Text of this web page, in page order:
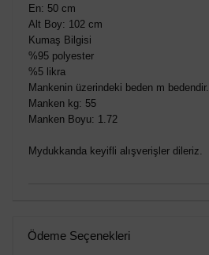
En: 50 cm
Alt Boy: 102 cm
Kumaş Bilgisi
%95 polyester
%5 likra
Mankenin üzerindeki beden m bedendir.
Manken kg: 55
Manken Boyu: 1.72
Mydukkanda keyifli alışverişler dileriz.
Ödeme Seçenekleri